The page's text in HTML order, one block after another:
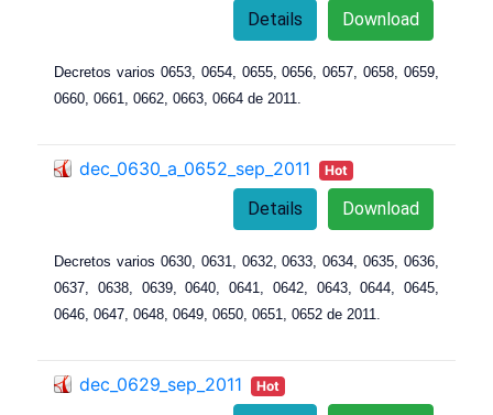
Download
Details
Decretos varios 0653, 0654, 0655, 0656, 0657, 0658, 0659,
0660, 0661, 0662, 0663, 0664 de 2011.
dec_0630_a_0652_sep_2011 Hot
Download
Details
Decretos varios 0630, 0631, 0632, 0633, 0634, 0635, 0636,
0637, 0638, 0639, 0640, 0641, 0642, 0643, 0644, 0645,
0646, 0647, 0648, 0649, 0650, 0651, 0652 de 2011.
dec_0629_sep_2011 Hot